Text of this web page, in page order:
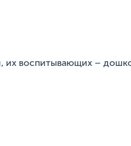
их воспитывающих –